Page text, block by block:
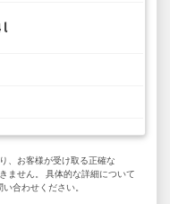
l
、お客様が受け取る正確な
ません。 具体的な詳細について
合わせください。